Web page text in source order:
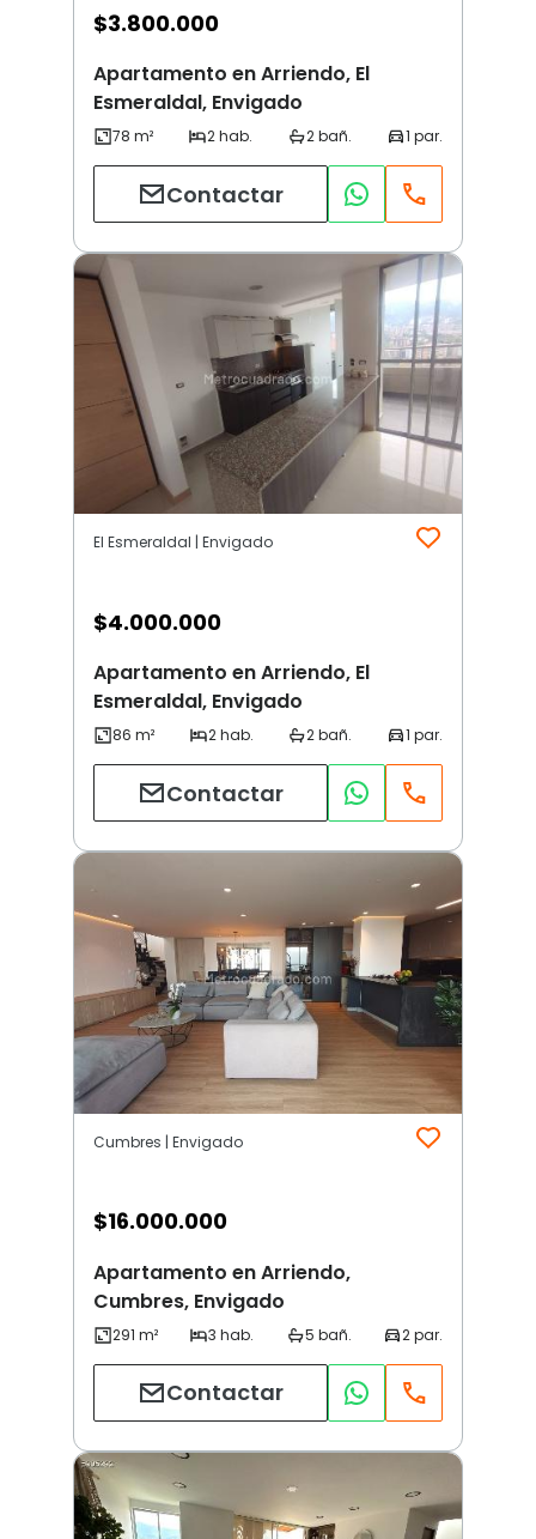
$3.800.000
Apartamento en Arriendo, El
Esmeraldal, Envigado
Contactar
El Esmeraldal | Envigado
$4.000.000
Apartamento en Arriendo, El
Esmeraldal, Envigado
Contactar
Cumbres | Envigado
$16.000.000
Apartamento en Arriendo,
Cumbres, Envigado
Contactar